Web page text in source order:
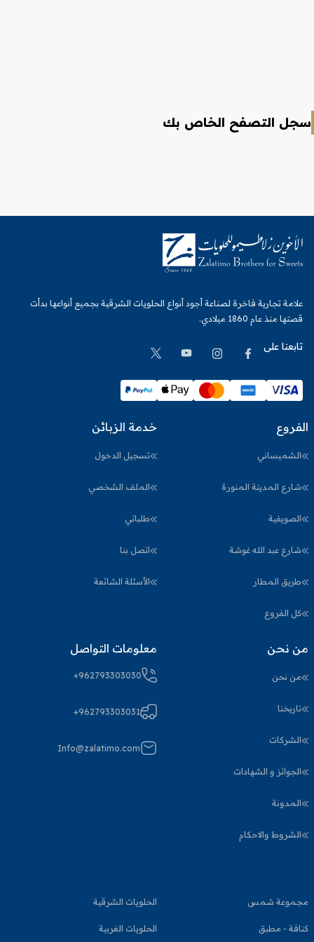
سجل التصفح الخاص بك
علامة تجارية فاخرة لصناعة أجود أنواع الحلويات الشرقية بجميع أنواعها بدأت
قصتها منذ عام 1860 ميلادي.
تابعنا على
الفروع
الشميساني
شارع المدينة المنورة
الصويفية
شارع عبد الله غوشة
طريق المطار
كل الفروع
خدمة الزبائن
تسجيل الدخول
الملف الشخصي
طلباتي
اتصل بنا
الأسئلة الشائعة
من نحن
من نحن
تاريخنا
الشركات
الجوائز و الشهادات
المدونة
الشروط والاحكام
معلومات التواصل
+962793303030
+962793303031
Info@zalatimo.com
مجموعة شمس الحلويات الشرقية
كنافة - مطبق الحلويات الغربية